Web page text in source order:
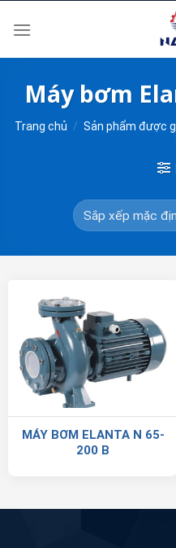
Máy bơm
Trang chủ / Sản phẩm được
MÁY BƠM ELANTA N 65-
200 B